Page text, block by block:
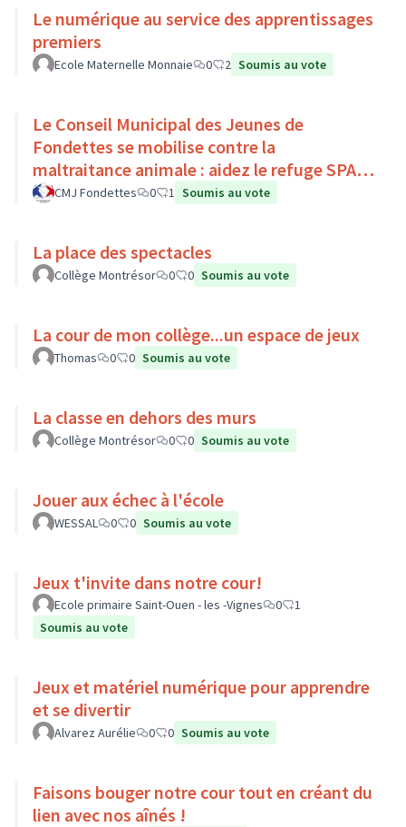
Le numérique au service des apprentissages
premiers
Ecole Maternelle Monnaie 0 2 Soumis au vote
Le Conseil Municipal des Jeunes de
Fondettes se mobilise contre la
maltraitance animale : aidez le refuge SPA
de Luynes !
CMJ Fondettes 0 1 Soumis au vote
La place des spectacles
Collège Montrésor 0 0 Soumis au vote
La cour de mon collège...un espace de jeux
Thomas 0 0 Soumis au vote
La classe en dehors des murs
Collège Montrésor 0 0 Soumis au vote
Jouer aux échec à l'école
WESSAL 0 0 Soumis au vote
Jeux t'invite dans notre cour!
Ecole primaire Saint-Ouen - les -Vignes 0
1
Soumis au vote
Jeux et matériel numérique pour apprendre
et se divertir
Alvarez Aurélie 0 0 Soumis au vote
Faisons bouger notre cour tout en créant du
lien avec nos aînés !